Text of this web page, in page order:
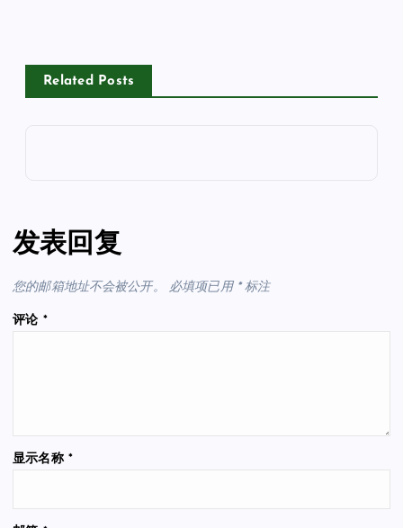
Related Posts
发表回复
您的邮箱地址不会被公开。 必填项已用 *标注
评论 *
显示名称 *